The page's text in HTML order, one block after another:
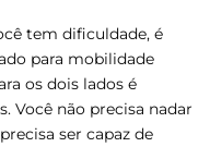
tem dificuldade, é
para mobilidade
os dois lados é
Você não precisa nadar
ser capaz de